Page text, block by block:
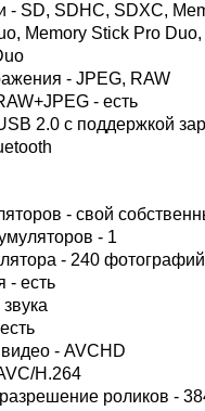
- SD, SDHC, SDXC,
Memory Stick Pro
- JPEG, RAW
- есть
2.0 с поддержкой
- свой
- 1
- 240 фотографий
- есть
- AVCHD
H.264
роликов -